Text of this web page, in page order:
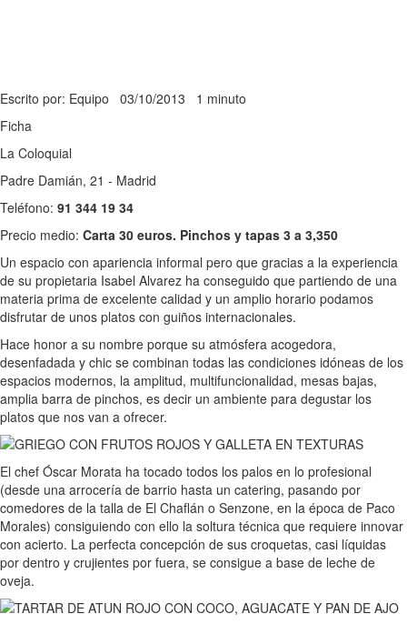
Escrito por: Equipo 03/10/2013 1 minuto
Ficha
La Coloquial
Padre Damián, 21 - Madrid
Teléfono: 91 344 19 34
Precio medio: Carta 30 euros. Pinchos y tapas 3 a 3,350
Un espacio con apariencia informal pero que gracias a la experiencia
de su propietaria Isabel Alvarez ha conseguido que partiendo de una
materia prima de excelente calidad y un amplio horario podamos
disfrutar de unos platos con guiños internacionales.
Hace honor a su nombre porque su atmósfera acogedora,
desenfadada y chic se combinan todas las condiciones idóneas de los
espacios modernos, la amplitud, multifuncionalidad, mesas bajas,
amplia barra de pinchos, es decir un ambiente para degustar los
platos que nos van a ofrecer.
El chef Óscar Morata ha tocado todos los palos en lo profesional
(desde una arrocería de barrio hasta un catering, pasando por
comedores de la talla de El Chaflán o Senzone, en la época de Paco
Morales) consiguiendo con ello la soltura técnica que requiere innovar
con acierto. La perfecta concepción de sus croquetas, casi líquidas
por dentro y crujientes por fuera, se consigue a base de leche de
oveja.